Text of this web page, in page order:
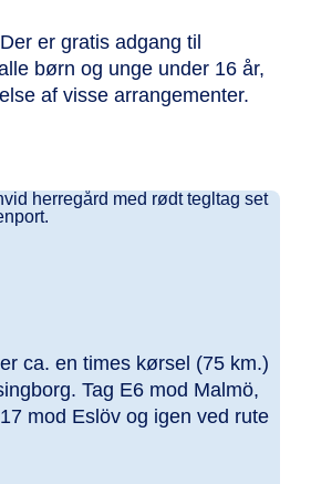
er gratis adgang til
børn og unge under 16 år,
af visse arrangementer.
ca. en times kørsel (75 km.)
Tag E6 mod Malmö,
mod Eslöv og igen ved rute